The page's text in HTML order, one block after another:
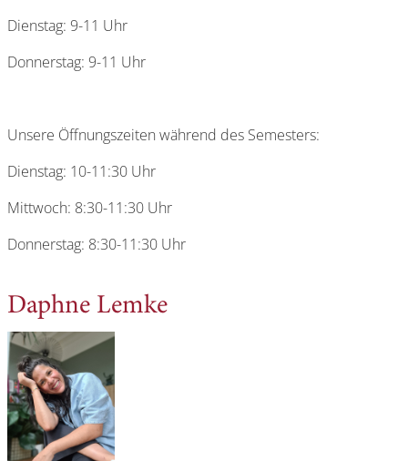
Dienstag: 9-11 Uhr
Donnerstag: 9-11 Uhr
Unsere Öffnungszeiten während des Semesters:
Dienstag: 10-11:30 Uhr
Mittwoch: 8:30-11:30 Uhr
Donnerstag: 8:30-11:30 Uhr
Daphne Lemke